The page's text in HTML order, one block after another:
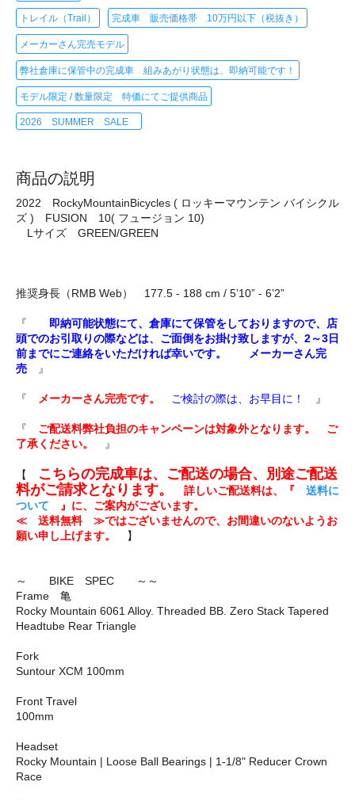
トレイル（Trail） 完成車 販売価格帯 10万円以下（税抜き）
メーカーさん完売モデル
弊社倉庫に保管中の完成車 組みあがり状態は、即納可能です！
モデル限定 / 数量限定 特価にてご提供商品
2026 SUMMER SALE
商品の説明
2022 RockyMountainBicycles ( ロッキーマウンテン バイシクル
ズ ) FUSION 10( フュージョン 10)
Lサイズ GREEN/GREEN
推奨身長（RMB Web） 177.5 - 188 cm / 5’10” - 6’2”
『
即納可能状態にて、倉庫にて保管をしておりますので、店
頭でのお引取りの際などは、ご面倒をお掛け致しますが、2～3日
前までにご連絡をいただければ幸いです。 メーカーさん完
売 』
『 メーカーさん完売です。 ご検討の際は、お早目に！ 』
『 ご配送料弊社負担のキャンペーンは対象外となります。 ご
了承ください。
』
【
こちらの完成車は、ご配送の場合、別途ご配送
料がご請求となります。
詳しいご配送料は、『 送料に
ついて 』に、ご案内がございます。
≪ 送料無料 ≫ではございませんので、お間違いのないようお
願い申し上げます。
】
～ BIKE SPEC ～～
Frame 亀
Rocky Mountain 6061 Alloy. Threaded BB. Zero Stack Tapered
Headtube Rear Triangle
Fork
Suntour XCM 100mm
Front Travel
100mm
Headset
Rocky Mountain | Loose Ball Bearings | 1-1/8" Reducer Crown
Race